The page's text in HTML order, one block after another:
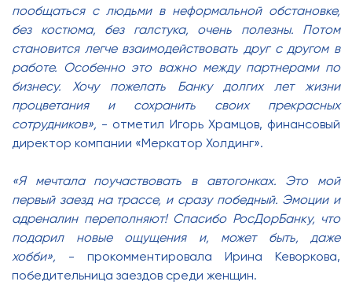
пообщаться с людьми в неформальной обстановке,
без костюма, без галстука, очень полезны. Потом
становится легче взаимодействовать друг с другом в
работе. Особенно это важно между партнерами по
бизнесу. Хочу пожелать Банку долгих лет жизни
процветания и сохранить своих прекрасных
сотрудников», - отметил Игорь Храмцов, финансовый
директор компании «Меркатор Холдинг».
«Я мечтала поучаствовать в автогонках. Это мой
первый заезд на трассе, и сразу победный. Эмоции и
адреналин переполняют! Спасибо РосДорБанку, что
подарил новые ощущения и, может быть, даже
хобби», - прокомментировала Ирина Кеворкова,
победительница заездов среди женщин.